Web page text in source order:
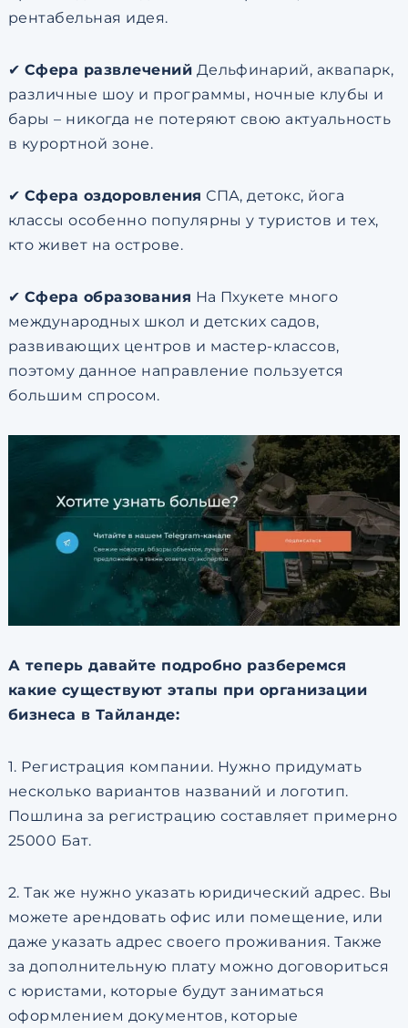
рентабельная идея.
✔ Сфера развлечений Дельфинарий, аквапарк,
различные шоу и программы, ночные клубы и
бары – никогда не потеряют свою актуальность
в курортной зоне.
✔ Сфера оздоровления СПА, детокс, йога
классы особенно популярны у туристов и тех,
кто живет на острове.
✔ Сфера образования На Пхукете много
международных школ и детских садов,
развивающих центров и мастер-классов,
поэтому данное направление пользуется
большим спросом.
А теперь давайте подробно разберемся
какие существуют этапы при организации
бизнеса в Тайланде:
1. Регистрация компании. Нужно придумать
несколько вариантов названий и логотип.
Пошлина за регистрацию составляет примерно
25000 Бат.
2. Так же нужно указать юридический адрес. Вы
можете арендовать офис или помещение, или
даже указать адрес своего проживания. Также
за дополнительную плату можно договориться
с юристами, которые будут заниматься
оформлением документов, которые